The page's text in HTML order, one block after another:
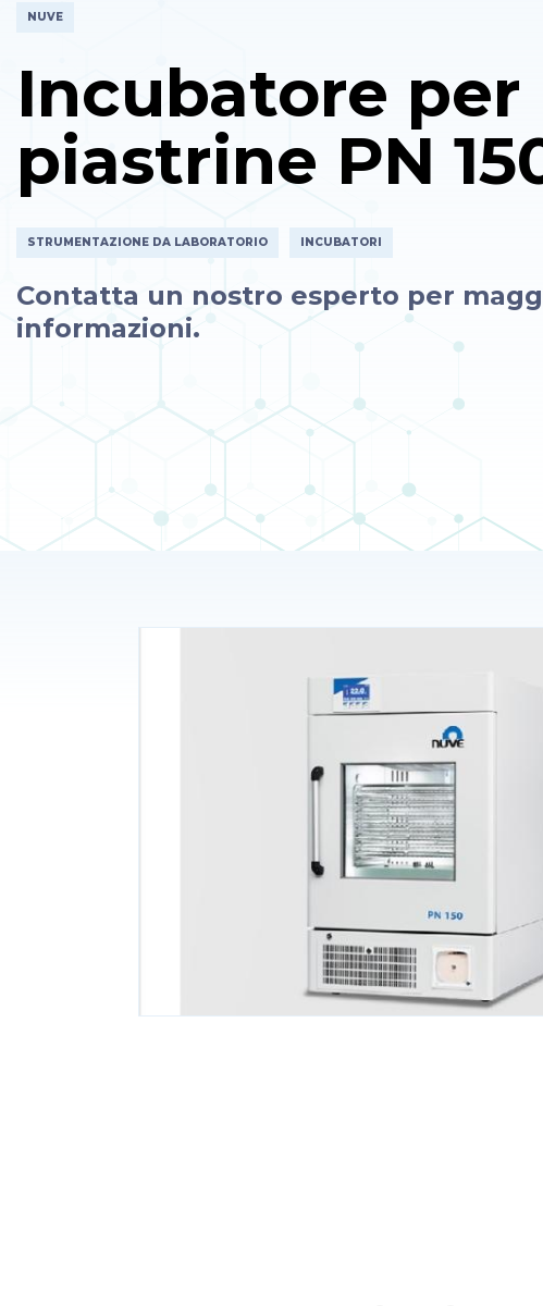
NUVE
Incubatore per
piastrine PN
STRUMENTAZIONE DA LABORATORIO INCUBATORI
Contatta un nostro esperto per
informazioni.